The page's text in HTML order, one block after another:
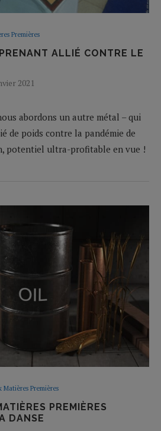
Premières
ALLIÉ CONTRE LE
2021
abordons un autre métal – qui
de poids contre la pandémie de
potentiel ultra-profitable en vue !
Matières Premières
PREMIÈRES
DANSE